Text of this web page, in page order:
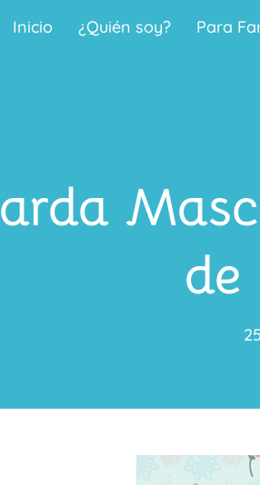
Inicio ¿Quién soy? Para